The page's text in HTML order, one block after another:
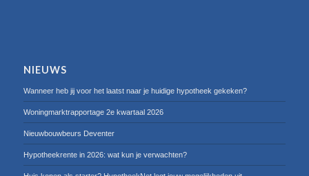
NIEUWS
Wanneer heb jij voor het laatst naar je huidige hypotheek gekeken?
Woningmarktrapportage 2e kwartaal 2026
Nieuwbouwbeurs Deventer
Hypotheekrente in 2026: wat kun je verwachten?